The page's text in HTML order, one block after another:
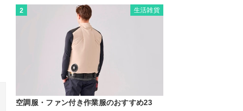
2 生活雑貨
空調服・ファン付き作業服のおすすめ23